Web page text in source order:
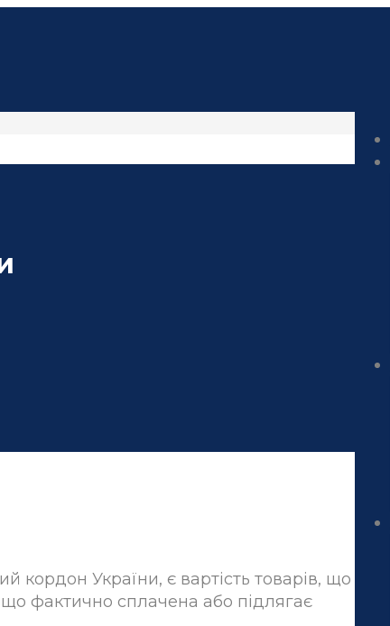
кордон України, є вартість товарів, що
що фактично сплачена або підлягає